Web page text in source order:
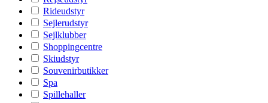
Rideudstyr
Sejlerudstyr
Sejlklubber
Shoppingcentre
Skiudstyr
Souvenirbutikker
Spa
Spillehaller